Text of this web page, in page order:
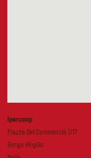
Ipercoop
Piazza Del Commercio 1/17
Borgo Virgilio